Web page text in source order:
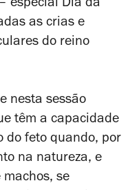
especial Dia da
as crias e
do reino
nesta sessão
têm a capacidade
do feto quando, por
na natureza, e
se